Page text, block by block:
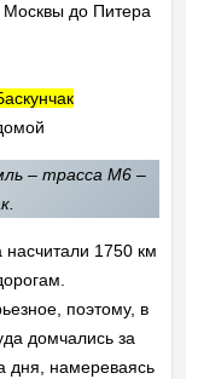
Москвы до Питера
– трасса M6 –
насчитали 1750 км
поэтому, в
домчались за
дня, намереваясь